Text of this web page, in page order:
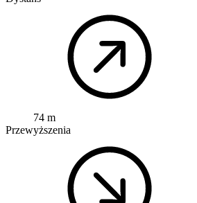
74 m
Przewyższenia